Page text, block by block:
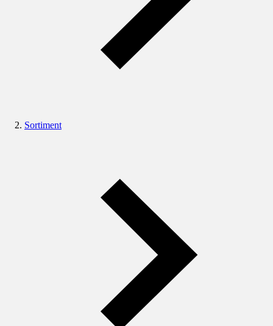
Sortiment